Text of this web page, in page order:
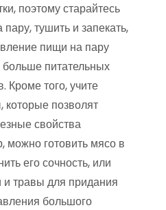
поэтому старайтесь
тушить и запекать,
пищи на пару
больше питательных
Кроме того, учите
которые позволят
свойства
можно готовить мясо в
его сочность, или
и травы для придания
большого